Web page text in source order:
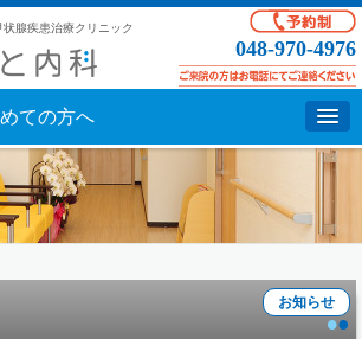
腺疾患治療クリニック
048-970-4976
ての方へ
お知らせ